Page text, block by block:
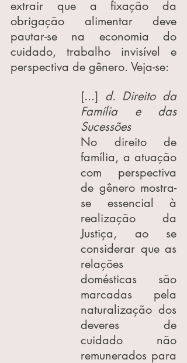
extrair que a fixação da
obrigação alimentar deve
pautar-se na economia do
cuidado, trabalho invisível e
perspectiva de gênero. Veja-se:
[...] d. Direito da
Família e das
Sucessões
No direito de
família, a atuação
com perspectiva
de gênero mostra-
se essencial à
realização da
Justiça, ao se
considerar que as
relações
domésticas são
marcadas pela
naturalização dos
deveres de
cuidado não
remunerados para